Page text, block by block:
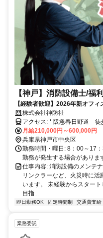
【神戸】消防設備士/福
【経験者歓迎】2026年新オフ
士として活躍☆
株式会社神防社
アクセス: * 阪急春
月給210,000円～600,000円
兵庫県神戸市中央区
勤務時間・曜日: 8：00～17
勤務が発生する場合がありま
仕事内容: 消防設備のメンテ
リンクラーなど、火災時に
います。 未経験からスター
目指...
即日勤務OK 固定時間制 交通費支給
業務委託